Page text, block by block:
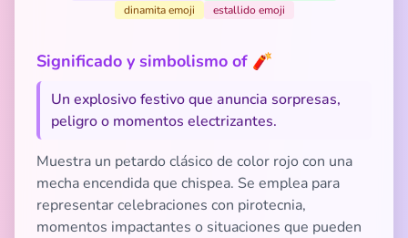
dinamita emoji
estallido emoji
Significado y simbolismo of 🧨
Un explosivo festivo que anuncia sorpresas,
peligro o momentos electrizantes.
Muestra un petardo clásico de color rojo con una
mecha encendida que chispea. Se emplea para
representar celebraciones con pirotecnia,
momentos impactantes o situaciones que pueden